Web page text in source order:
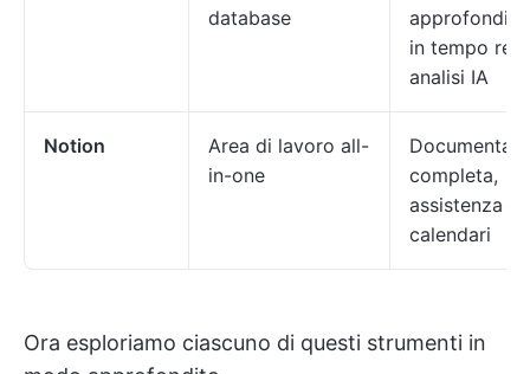
database
in tempo
analisi IA
Notion
Area di lavoro all-
in-one
completa,
assistenza IA,
calendari
Ora esploriamo ciascuno di questi strumenti in